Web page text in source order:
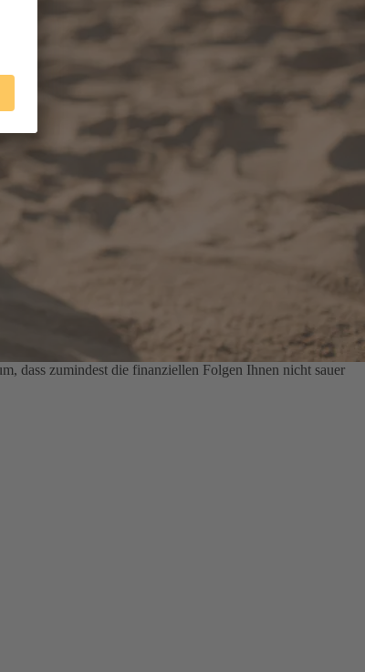
dass zumindest die finanziellen Folgen Ihnen nicht sauer